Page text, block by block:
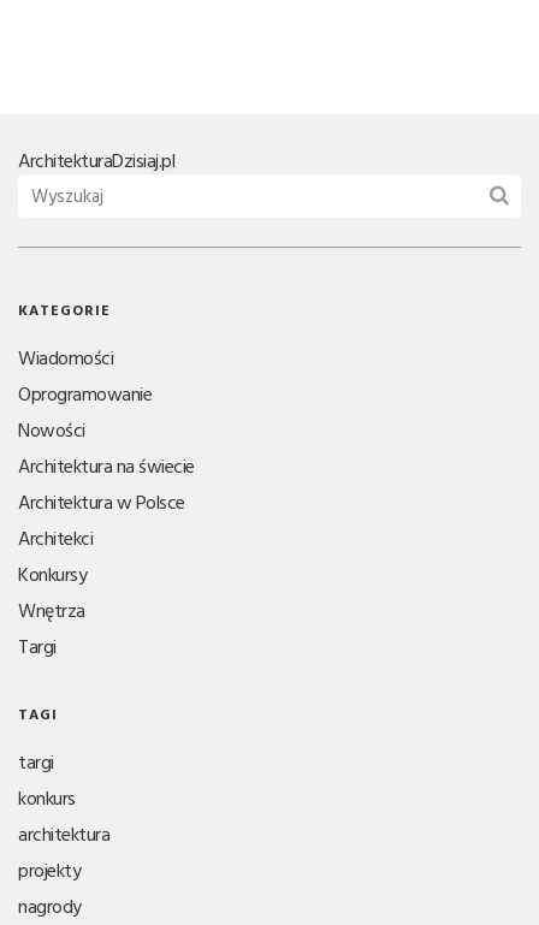
ArchitekturaDzisiaj.pl
KATEGORIE
Wiadomości
Oprogramowanie
Nowości
Architektura na świecie
Architektura w Polsce
Architekci
Konkursy
Wnętrza
Targi
TAGI
targi
konkurs
architektura
projekty
nagrody